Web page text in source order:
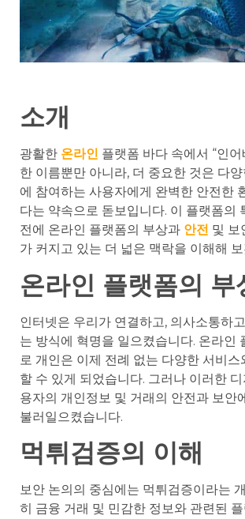
소개
광활한 온라인 플랫폼 바다 속에서 “인
한 이름뿐만 아니라, 더 중요한 것은 다
에 참여하는 사용자에게 완벽한 안전한
다는 약속으로 돋보입니다. 이 플랫폼의
전에 온라인 플랫폼의 부상과 안전 및 보
가 커지고 있는 더 넓은 맥락을 이해해
온라인 플랫폼의 부
인터넷은 우리가 연결하고, 의사소통하
는 방식에 혁명을 일으켰습니다. 온라인
로 개인은 이제 전례 없는 다양한 서비스
할 수 있게 되었습니다. 그러나 이러한
용자의 개인정보 및 거래의 안전과 보안
불러일으켰습니다.
먹튀검증의 이해
보안 논의의 중심에는 먹튀검증이라는
히 금융 거래 및 민감한 정보와 관련된